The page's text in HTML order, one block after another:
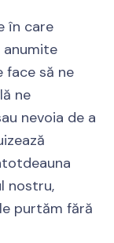
în care
face să ne
ne
nevoia de a
nostru,
purtăm fără